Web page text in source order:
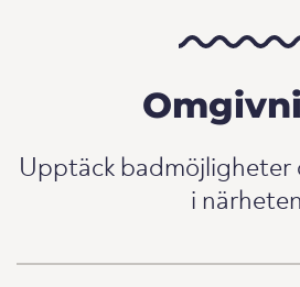
Upptäck badmöjligheter
i närheten